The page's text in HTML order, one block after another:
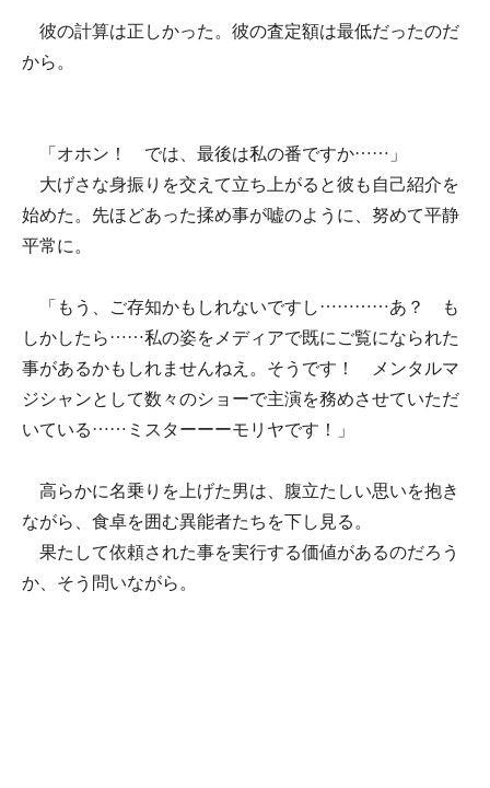
彼の計算は正しかった。彼の査定額は最低だったのだ
から。
「オホン！ では、最後は私の番ですか……」
大げさな身振りを交えて立ち上がると彼も自己紹介を
始めた。先ほどあった揉め事が嘘のように、努めて平静
平常に。
「もう、ご存知かもしれないですし…………あ？ も
しかしたら……私の姿をメディアで既にご覧になられた
事があるかもしれませんねえ。そうです！ メンタルマ
ジシャンとして数々のショーで主演を務めさせていただ
いている……ミスターーーモリヤです！」
高らかに名乗りを上げた男は、腹立たしい思いを抱き
ながら、食卓を囲む異能者たちを下し見る。
果たして依頼された事を実行する価値があるのだろう
か、そう問いながら。